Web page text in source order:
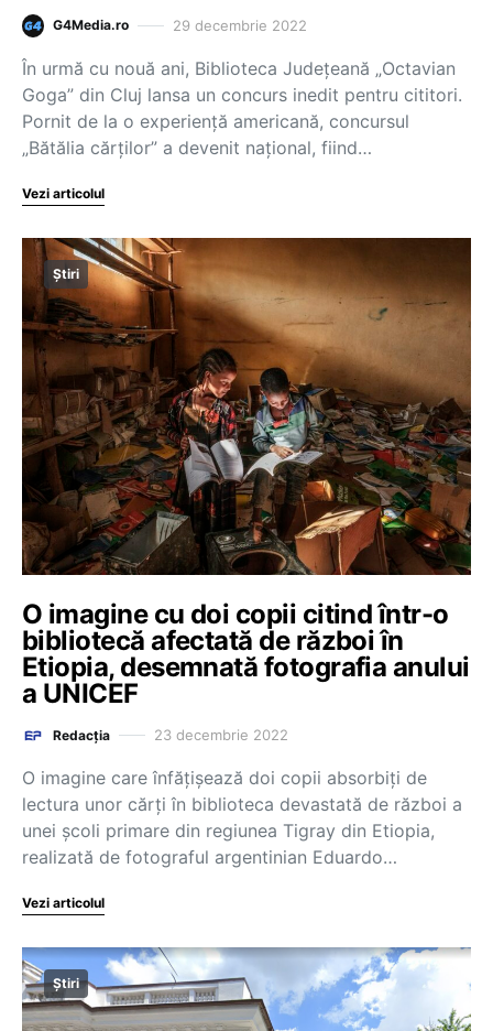
G4Media.ro 29 decembrie 2022
În urmă cu nouă ani, Biblioteca Județeană „Octavian
Goga” din Cluj lansa un concurs inedit pentru cititori.
Pornit de la o experiență americană, concursul
„Bătălia cărților” a devenit național, fiind…
Vezi articolul
Știri
O imagine cu doi copii citind într-o
bibliotecă afectată de război în
Etiopia, desemnată fotografia anului
a UNICEF
Redacția 23 decembrie 2022
O imagine care înfăţişează doi copii absorbiţi de
lectura unor cărţi în biblioteca devastată de război a
unei şcoli primare din regiunea Tigray din Etiopia,
realizată de fotograful argentinian Eduardo…
Vezi articolul
Știri